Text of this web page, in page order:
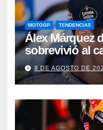
MOTOGP TENDENCIAS
Álex Márquez
sobrevivió al
sé cómo
8 DE AGOSTO DE